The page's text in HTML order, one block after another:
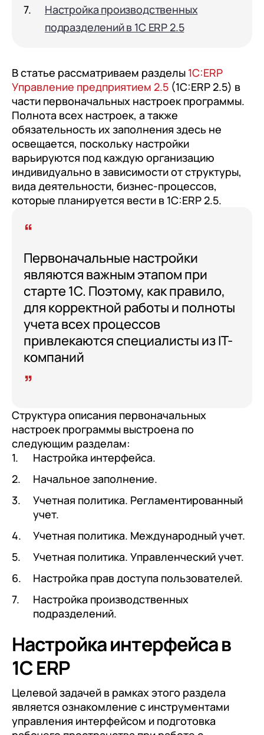
Настройка производственных
подразделений в 1С ERP 2.5
В статье рассматриваем разделы 1С:ERP
Управление предприятием 2.5 (1С:ERP 2.5) в
части первоначальных настроек программы.
Полнота всех настроек, а также
обязательность их заполнения здесь не
освещается, поскольку настройки
варьируются под каждую организацию
индивидуально в зависимости от структуры,
вида деятельности, бизнес-процессов,
которые планируется вести в 1С:ERP 2.5.
Первоначальные настройки
являются важным этапом при
старте 1С. Поэтому, как правило,
для корректной работы и полноты
учета всех процессов
привлекаются специалисты из IT-
компаний
Структура описания первоначальных
настроек программы выстроена по
следующим разделам:
Настройка интерфейса.
Начальное заполнение.
Учетная политика. Регламентированный
учет.
Учетная политика. Международный учет.
Учетная политика. Управленческий учет.
Настройка прав доступа пользователей.
Настройка производственных
подразделений.
Настройка интерфейса в
1С ERP
Целевой задачей в рамках этого раздела
является ознакомление с инструментами
управления интерфейсом и подготовка
Переход с Terrasoft CRM на 1С:CRM или
1С-Битрикс 24
документооборот (КЭДО)
1С:Кабинет сотрудника
1С:Документооборот 8
Управление финансами (FRP)
1С:Управление холдингом
WA:Финансист
Отраслевые решения
Легкая логистика
Бизнес-аналитика (BI)
Управление взаимоотношениями
с клиентами (CRM)
1С:CRM
Лицензии 1С
Сервисы 1С
1С-ЭДО
1С:Фреш
Доки 1С
Прочие отрасли
Контакты
Релокация
Отзывы сотрудников